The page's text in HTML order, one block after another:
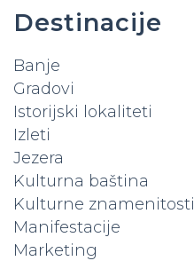
Destinacije
Banje
Gradovi
Istorijski lokaliteti
Izleti
Jezera
Kulturna baština
Kulturne znamenitosti
Manifestacije
Marketing